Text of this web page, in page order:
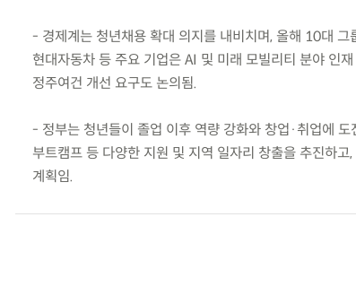
- 경제계는 청년채용 확대 의지를 내비치며, 올해 10대
현대자동차 등 주요 기업은 AI 및 미래 모빌리티 분야 인
정주여건 개선 요구도 논의됨.
- 정부는 청년들이 졸업 이후 역량 강화와 창업·취업에
부트캠프 등 다양한 지원 및 지역 일자리 창출을 추진하고
계획임.